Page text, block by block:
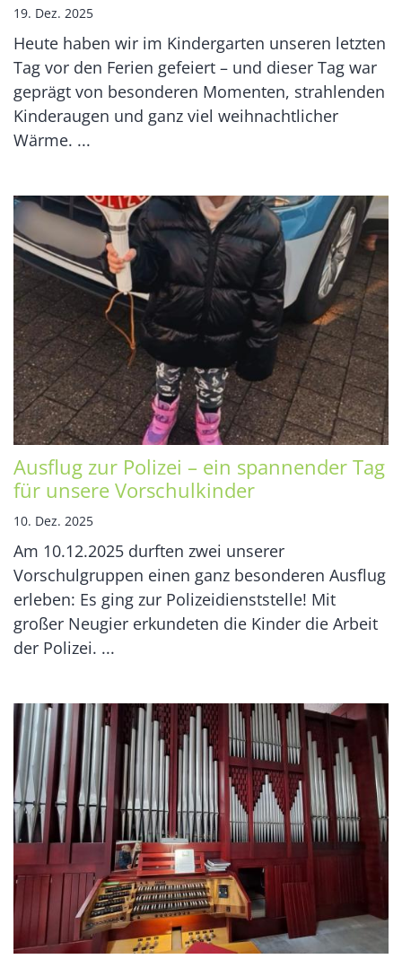
19. Dez. 2025
Heute haben wir im Kindergarten unseren letzten
Tag vor den Ferien gefeiert – und dieser Tag war
geprägt von besonderen Momenten, strahlenden
Kinderaugen und ganz viel weihnachtlicher
Wärme. ...
Ausflug zur Polizei – ein spannender Tag
für unsere Vorschulkinder
10. Dez. 2025
Am 10.12.2025 durften zwei unserer
Vorschulgruppen einen ganz besonderen Ausflug
erleben: Es ging zur Polizeidienststelle! Mit
großer Neugier erkundeten die Kinder die Arbeit
der Polizei. ...